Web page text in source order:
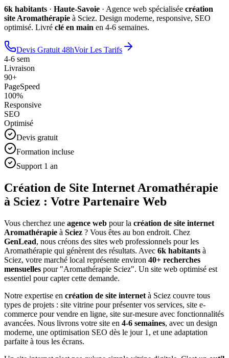
6k habitants · Haute-Savoie · Agence web spécialisée création
site Aromathérapie à Sciez. Design moderne, responsive, SEO
optimisé. Livré clé en main en 4-6 semaines.
Devis Gratuit 48hVoir Les Tarifs
4-6 sem
Livraison
90+
PageSpeed
100%
Responsive
SEO
Optimisé
Devis gratuit
Formation incluse
Support 1 an
Création de Site Internet Aromathérapie
à Sciez : Votre Partenaire Web
Vous cherchez une agence web pour la création de site internet
Aromathérapie à Sciez ? Vous êtes au bon endroit. Chez
GenLead, nous créons des sites web professionnels pour les
Aromathérapie qui génèrent des résultats. Avec 6k habitants à
Sciez, votre marché local représente environ 40+ recherches
mensuelles pour "Aromathérapie Sciez". Un site web optimisé est
essentiel pour capter cette demande.
Notre expertise en création de site internet à Sciez couvre tous
types de projets : site vitrine pour présenter vos services, site e-
commerce pour vendre en ligne, site sur-mesure avec fonctionnalités
avancées. Nous livrons votre site en 4-6 semaines, avec un design
moderne, une optimisation SEO dès le jour 1, et une adaptation
parfaite à tous les écrans.